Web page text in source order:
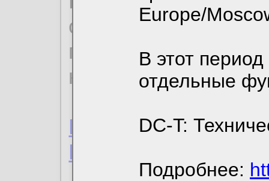
Europe/
В этот
отдельные
DC-T:
Подробнее:
ознакомиться с
пользовательским
Пользовательское
Политика